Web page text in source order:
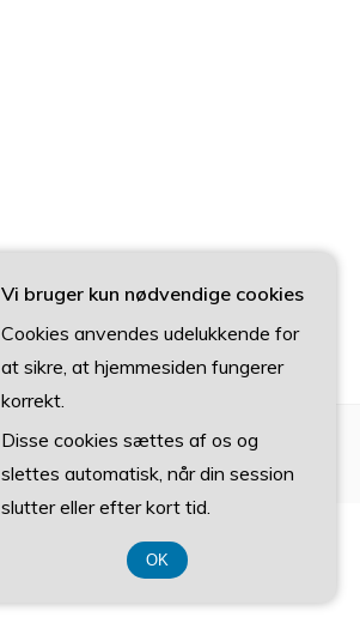
Vi bruger kun nødvendige cookies
Cookies anvendes udelukkende for
at sikre, at hjemmesiden fungerer
korrekt.
Disse cookies sættes af os og
slettes automatisk, når din session
slutter eller efter kort tid.
OK